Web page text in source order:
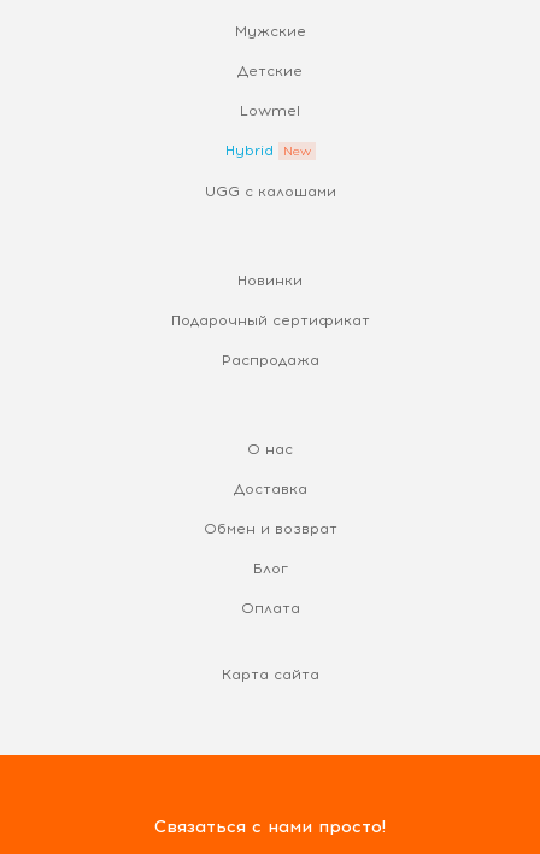
Мужские
Детские
Lowmel
Hybrid
UGG с калошами
Новинки
Подарочный сертификат
Распродажа
О нас
Доставка
Обмен и возврат
Блог
Оплата
Карта сайта
Связаться с нами просто!